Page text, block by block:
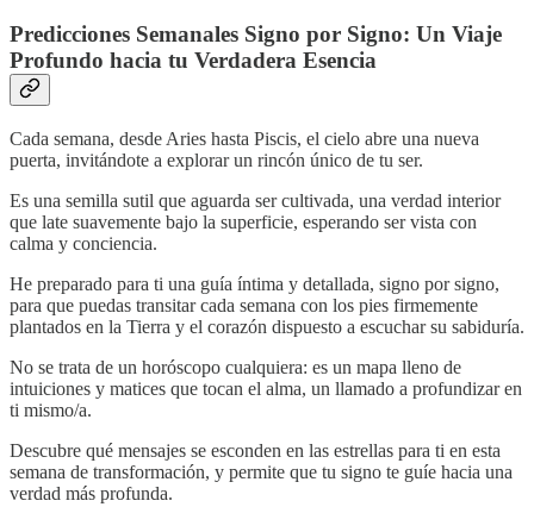
Predicciones Semanales Signo por Signo: Un Viaje
Profundo hacia tu Verdadera Esencia
Cada semana, desde Aries hasta Piscis, el cielo abre una nueva
puerta, invitándote a explorar un rincón único de tu ser.
Es una semilla sutil que aguarda ser cultivada, una verdad interior
que late suavemente bajo la superficie, esperando ser vista con
calma y conciencia.
He preparado para ti una guía íntima y detallada, signo por signo,
para que puedas transitar cada semana con los pies firmemente
plantados en la Tierra y el corazón dispuesto a escuchar su sabiduría.
No se trata de un horóscopo cualquiera: es un mapa lleno de
intuiciones y matices que tocan el alma, un llamado a profundizar en
ti mismo/a.
Descubre qué mensajes se esconden en las estrellas para ti en esta
semana de transformación, y permite que tu signo te guíe hacia una
verdad más profunda.